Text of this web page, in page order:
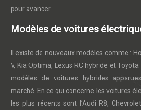
pour avancer.
Modèles de voitures
Il existe de nouveaux modèles comme :
V, Kia Optima, Lexus RC hybride et
modèles de voitures hybrides
marché. En ce qui concerne les voitures
les plus récents sont l’Audi R8,